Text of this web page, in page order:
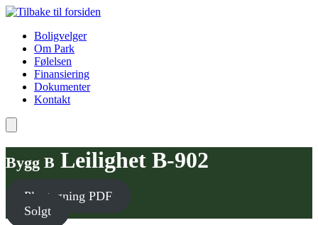
Boligvelger
Om Park
Følelsen
Finansiering
Dokumenter
Kontakt
Bygg B Leilighet B-902
Plantegning PDF
Solgt